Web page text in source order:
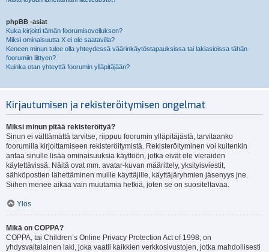
phpBB -asiat
Kuka kirjoitti tämän foorumisovelluksen?
Miksi ominaisuutta X ei ole saatavilla?
Keneen minun tulee olla yhteydessä väärinkäytöstapauksissa tai lakiasioissa tähän
foorumiin liittyen?
Kuinka otan yhteyttä foorumin ylläpitäjään?
Kirjautumisen ja rekisteröitymisen ongelmat
Miksi minun pitää rekisteröityä?
Sinun ei välttämättä tarvitse, riippuu foorumin ylläpitäjästä, tarvitaanko
foorumilla kirjoittamiseen rekisteröitymistä. Rekisteröityminen voi kuitenkin
antaa sinulle lisää ominaisuuksia käyttöön, jotka eivät ole vieraiden
käytettävissä. Näitä ovat mm. avatar-kuvan määrittely, yksityisviestit,
sähköpostien lähettäminen muille käyttäjille, käyttäjäryhmien jäsenyys jne.
Siihen menee aikaa vain muutamia hetkiä, joten se on suositeltavaa.
Ylös
Mikä on COPPA?
COPPA, tai Children’s Online Privacy Protection Act of 1998, on
yhdysvaltalainen laki, joka vaatii kaikkien verkkosivustojen, jotka mahdollisesti